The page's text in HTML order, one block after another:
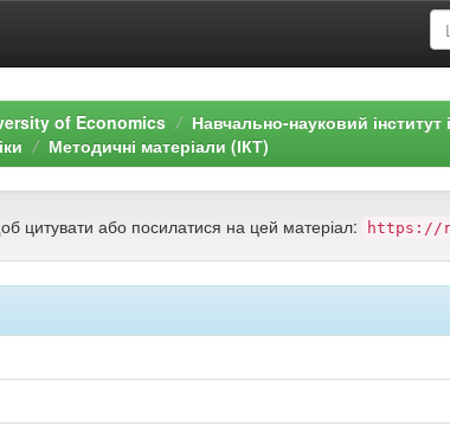
of Economics
Навчально-науковий інститут
Методичні матеріали (ІКТ)
цитувати або посилатися на цей матеріал: https://